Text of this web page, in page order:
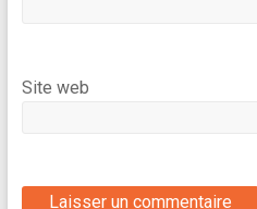
Site web